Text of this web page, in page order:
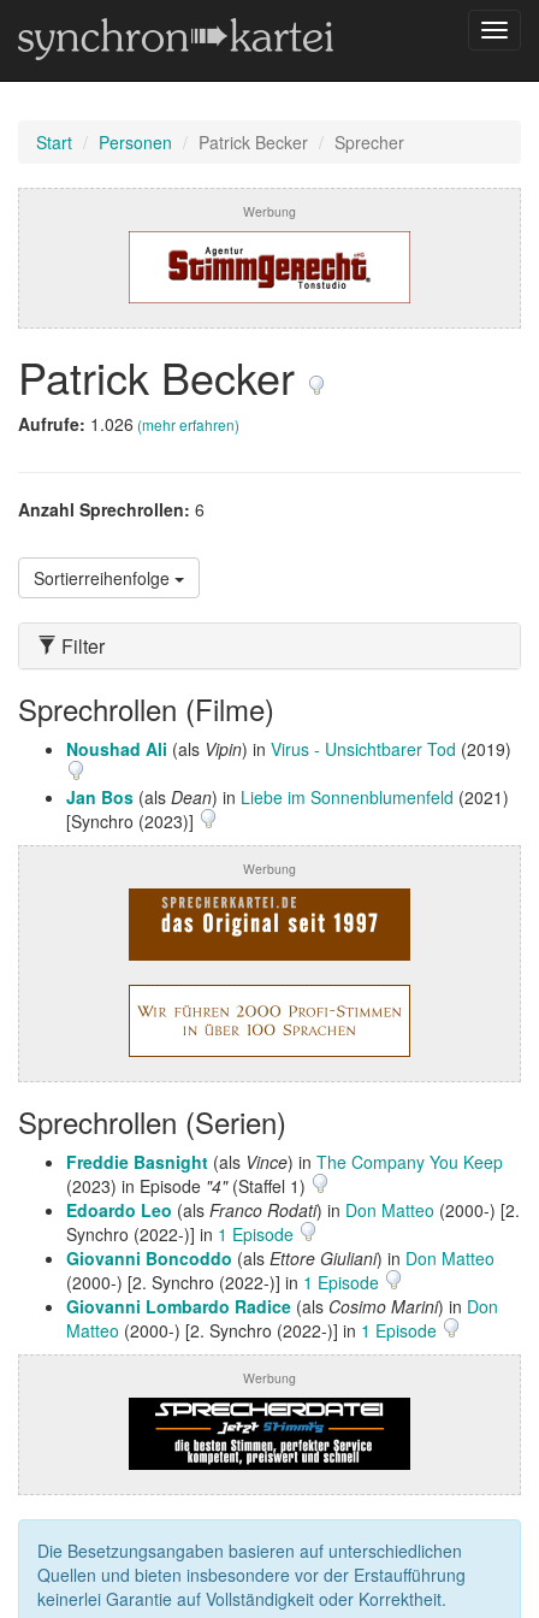
Start Personen Patrick Becker Sprecher
Werbung
Patrick Becker
Aufrufe: 1.026 (mehr erfahren)
Anzahl Sprechrollen: 6
Sortierreihenfolge
Filter
Sprechrollen (Filme)
Noushad Ali (als Vipin) in Virus - Unsichtbarer Tod (2019)
Jan Bos (als Dean) in Liebe im Sonnenblumenfeld (2021)
[Synchro (2023)]
Werbung
Sprechrollen (Serien)
Freddie Basnight (als Vince) in The Company You Keep
(2023) in Episode "4"(Staffel 1)
Edoardo Leo (als Franco Rodati) in Don Matteo (2000-) [2.
Synchro (2022-)] in 1 Episode
Giovanni Boncoddo (als Ettore Giuliani) in Don Matteo
(2000-) [2. Synchro (2022-)] in 1 Episode
Giovanni Lombardo Radice (als Cosimo Marini) in Don
Matteo (2000-) [2. Synchro (2022-)] in 1 Episode
Werbung
Die Besetzungsangaben basieren auf unterschiedlichen
Quellen und bieten insbesondere vor der Erstaufführung
keinerlei Garantie auf Vollständigkeit oder Korrektheit.